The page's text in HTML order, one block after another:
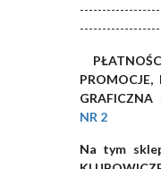
NR 2
Na tym